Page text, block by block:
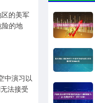
的美军
险的地
中演习以
法接受